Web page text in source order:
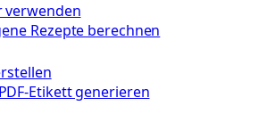
verwenden
Rezepte berechnen
Etikett generieren